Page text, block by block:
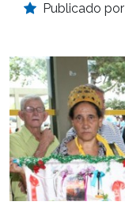
Publicado por